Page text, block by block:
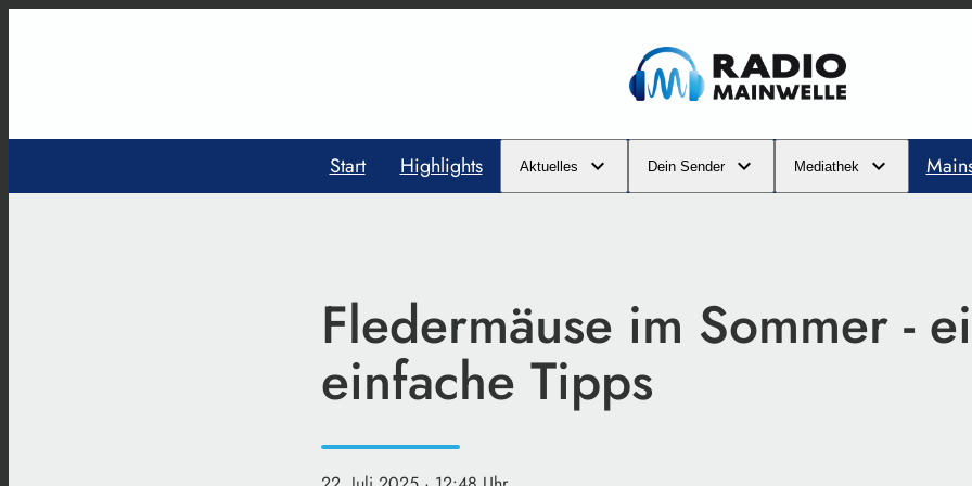
Start Highlights Aktuelles Dein Sender Mediathek
Fledermäuse im Sommer -
einfache Tipps